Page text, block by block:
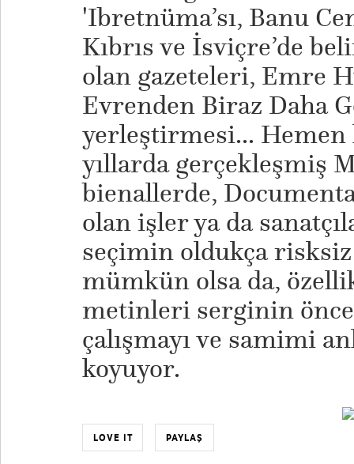
'Ibretnüma’sı, Banu
Kıbrıs ve İsviçre’de
olan gazeteleri, Emre
Evrenden Biraz Daha
yerleştirmesi...
yıllarda gerçekleşmiş
bienallerde,
olan işler ya da
seçimin oldukça
mümkün olsa da,
metinleri serginin
çalışmayı ve samimi
koyuyor.
LOVE IT PAYLAŞ